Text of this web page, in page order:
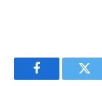
Facebook